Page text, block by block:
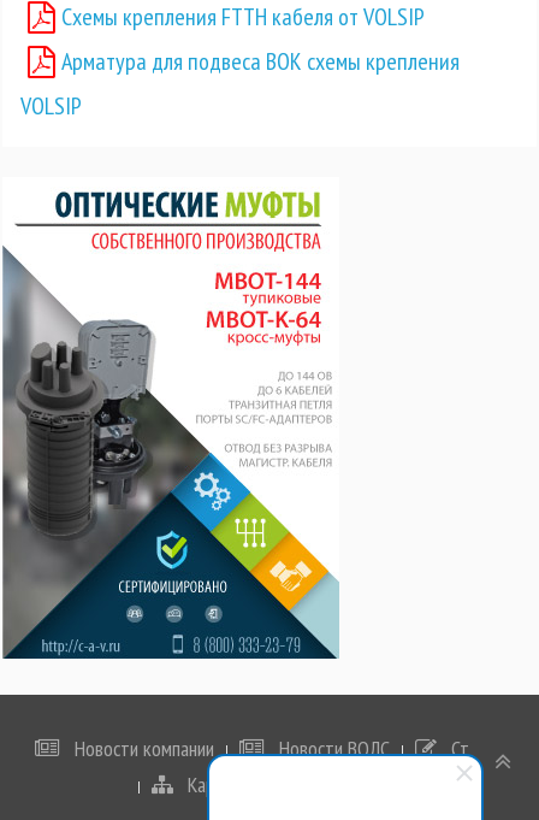
Схемы крепления FTTH кабеля от VOLSIP
Арматура для подвеса ВОК схемы крепления
VOLSIP
Новости компании Новости ВОЛС
Статьи
Карта сайта